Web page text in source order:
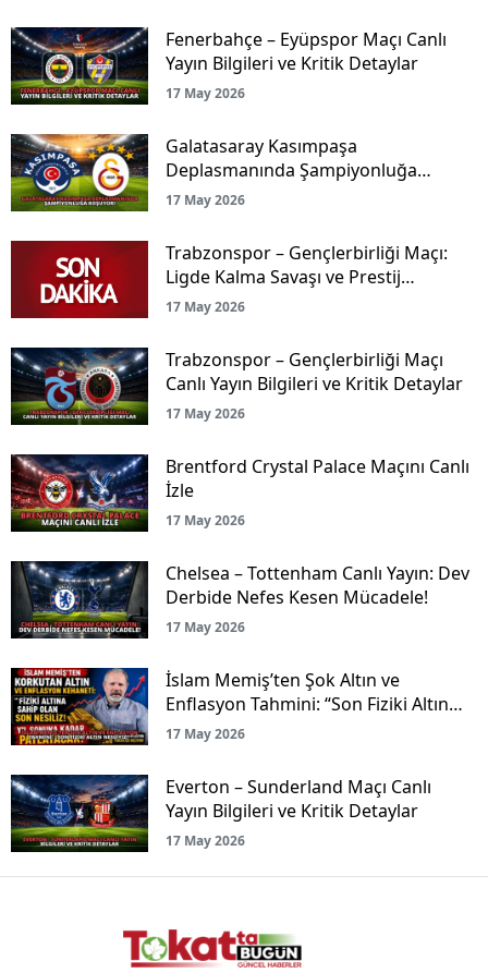
Fenerbahçe – Eyüpspor Maçı Canlı
Yayın Bilgileri ve Kritik Detaylar
17 May 2026
Galatasaray Kasımpaşa
Deplasmanında Şampiyonluğa
Koşuyor!
17 May 2026
Trabzonspor – Gençlerbirliği Maçı:
Ligde Kalma Savaşı ve Prestij
Mücadelesi Canlı Yayınla Ekranlarda!
17 May 2026
Trabzonspor – Gençlerbirliği Maçı
Canlı Yayın Bilgileri ve Kritik Detaylar
17 May 2026
Brentford Crystal Palace Maçını Canlı
İzle
17 May 2026
Chelsea – Tottenham Canlı Yayın: Dev
Derbide Nefes Kesen Mücadele!
17 May 2026
İslam Memiş’ten Şok Altın ve
Enflasyon Tahmini: “Son Fiziki Altın
Nesliyiz!”
17 May 2026
Everton – Sunderland Maçı Canlı
Yayın Bilgileri ve Kritik Detaylar
17 May 2026